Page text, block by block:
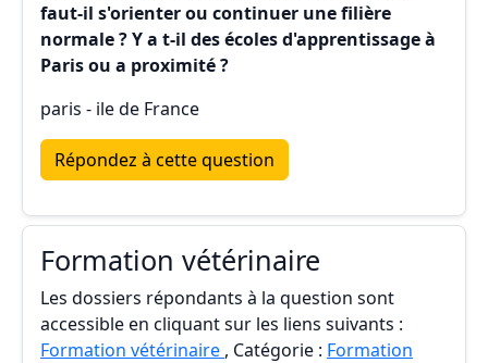
faut-il s'orienter ou continuer une filière
normale ? Y a t-il des écoles d'apprentissage à
Paris ou a proximité ?
paris - ile de France
Répondez à cette question
Formation vétérinaire
Les dossiers répondants à la question sont
accessible en cliquant sur les liens suivants :
Formation vétérinaire , Catégorie : Formation